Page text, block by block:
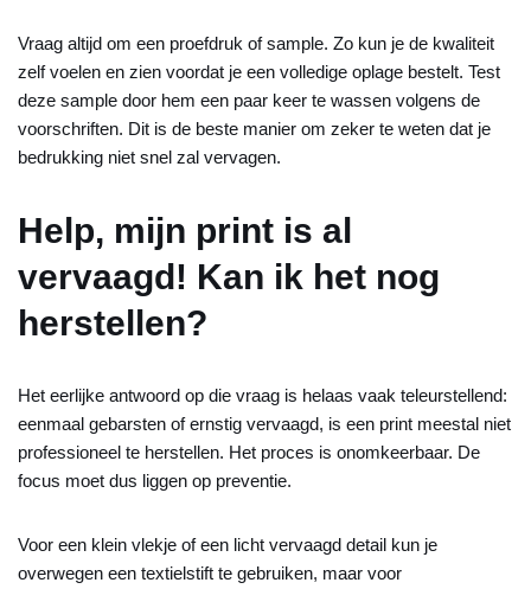
Vraag altijd om een proefdruk of sample. Zo kun je de kwaliteit
zelf voelen en zien voordat je een volledige oplage bestelt. Test
deze sample door hem een paar keer te wassen volgens de
voorschriften. Dit is de beste manier om zeker te weten dat je
bedrukking niet snel zal vervagen.
Help, mijn print is al
vervaagd! Kan ik het nog
herstellen?
Het eerlijke antwoord op die vraag is helaas vaak teleurstellend:
eenmaal gebarsten of ernstig vervaagd, is een print meestal niet
professioneel te herstellen. Het proces is onomkeerbaar. De
focus moet dus liggen op preventie.
Voor een klein vlekje of een licht vervaagd detail kun je
overwegen een textielstift te gebruiken, maar voor